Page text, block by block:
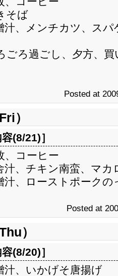
そば
汁、メンチカツ、ス
ごろ過ごし、夕方、
Posted at
）
(8/21)］
、コーヒー
汁、チキン南蛮、マカ
汁、ローストポーク
Posted at
）
(8/20)］
汁、いかげそ唐揚げ